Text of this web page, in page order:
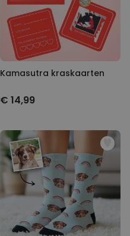
Kamasutra kraskaarten
€ 14,99